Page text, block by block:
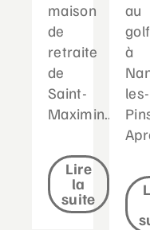
maison
de
retraite
de
Saint-
Maximin....
Lire
la
suite
au
à
les-